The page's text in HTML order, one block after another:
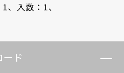
、
入数：1、
ド